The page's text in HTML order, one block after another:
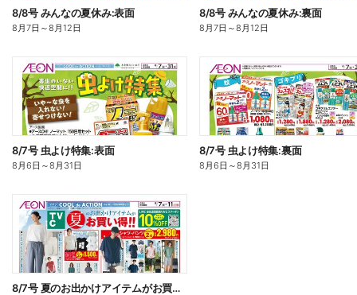
8/8号 みんなの夏休み:表面
8月7日 ～8月12日
8/8号 みんなの夏休み:裏面
8月7日 ～8月12日
8/7号 虫よけ特集:表面
8月6日 ～8月31日
8/7号 虫よけ特集:裏面
8月6日 ～8月31日
8/7号 夏のお出かけアイテムがお買い得!<TVC>